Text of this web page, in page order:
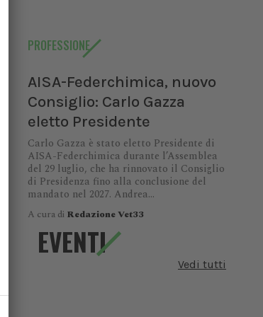
PROFESSIONE
AISA-Federchimica, nuovo
Consiglio: Carlo Gazza
eletto Presidente
Carlo Gazza è stato eletto Presidente di
AISA-Federchimica durante l’Assemblea
del 29 luglio, che ha rinnovato il Consiglio
di Presidenza fino alla conclusione del
mandato nel 2027. Andrea...
A cura di Redazione Vet33
EVENTI
Vedi tutti